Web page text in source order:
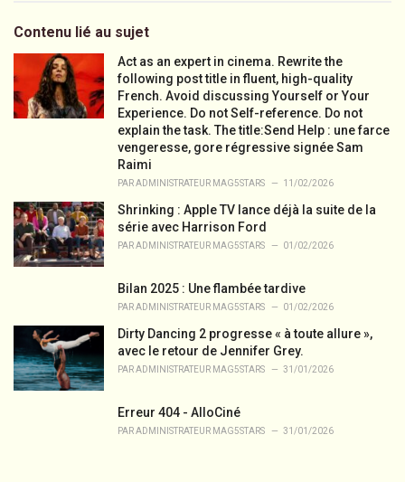
e
r
i
e
Contenu lié au sujet
Act as an expert in cinema. Rewrite the
following post title in fluent, high-quality
French. Avoid discussing Yourself or Your
Experience. Do not Self-reference. Do not
explain the task. The title:Send Help : une farce
vengeresse, gore régressive signée Sam
Raimi
PARADMINISTRATEUR MAG5STARS 11/02/2026
Shrinking : Apple TV lance déjà la suite de la
série avec Harrison Ford
PARADMINISTRATEUR MAG5STARS 01/02/2026
Bilan 2025 : Une flambée tardive
PARADMINISTRATEUR MAG5STARS 01/02/2026
Dirty Dancing 2 progresse « à toute allure »,
avec le retour de Jennifer Grey.
PARADMINISTRATEUR MAG5STARS 31/01/2026
Erreur 404 - AlloCiné
PARADMINISTRATEUR MAG5STARS 31/01/2026